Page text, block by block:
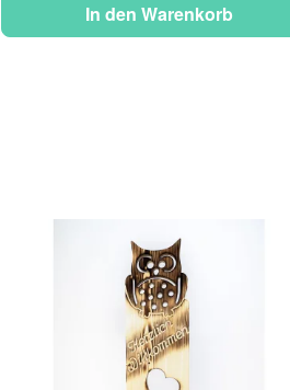
In den Warenkorb